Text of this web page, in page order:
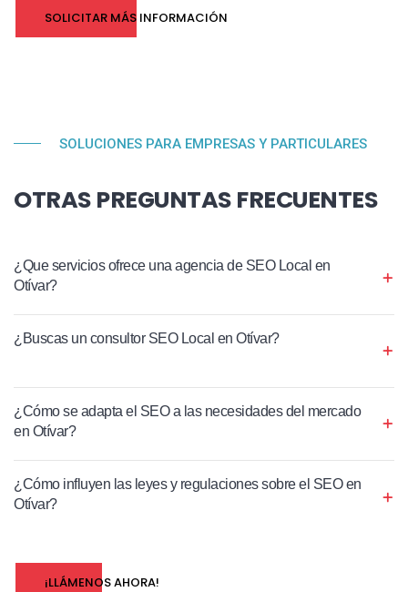
SOLICITAR MÁS INFORMACIÓN
SOLUCIONES PARA EMPRESAS Y PARTICULARES
OTRAS PREGUNTAS FRECUENTES
¿Que servicios ofrece una agencia de SEO Local en
Otívar?
¿Buscas un consultor SEO Local en Otívar?
¿Cómo se adapta el SEO a las necesidades del mercado
en Otívar?
¿Cómo influyen las leyes y regulaciones sobre el SEO en
Otívar?
¡LLÁMENOS AHORA!